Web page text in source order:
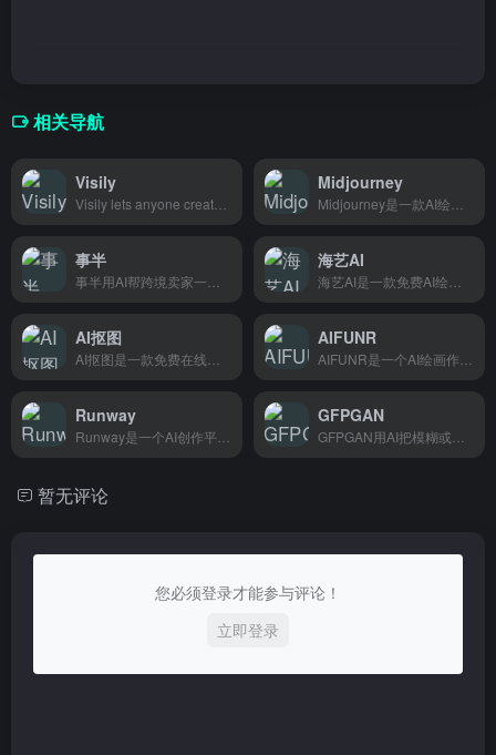
相关导航
Visily Midjourney
事半 海艺AI
AI抠图 AIFUNR
Runway GFPGAN
暂无评论
您必须登录才能参与评论！
立即登录